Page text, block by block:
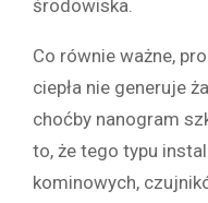
środowiska.
Co równie ważne,
ciepła nie generuje
choćby nanogram
to, że tego typu
kominowych,